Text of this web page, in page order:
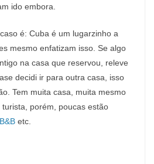
ido embora.
é: Cuba é um lugarzinho a
mesmo enfatizam isso. Se algo
na casa que reservou, releve
decidi ir para outra casa, isso
Tem muita casa, muita mesmo
porém, poucas estão
etc.